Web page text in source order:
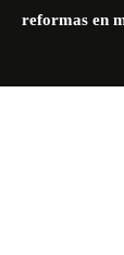
reformas en